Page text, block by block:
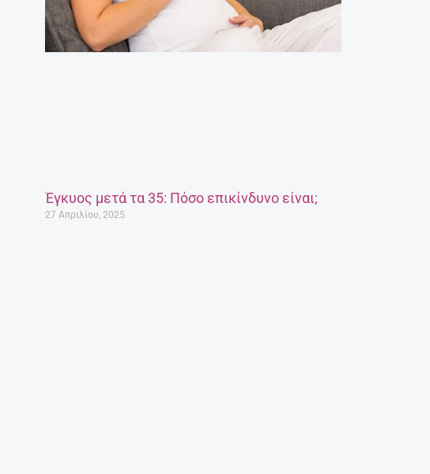
Έγκυος μετά τα 35: Πόσο επικίνδυνο είναι;
27 Απριλίου, 2025